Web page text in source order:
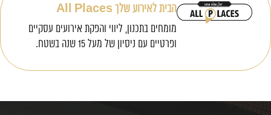
הבית לאירוע שלך All Places
מומחים בתכנון, ליווי והפקת אירועים עסקיים
ופרטיים עם ניסיון של מעל 15 שנה בשטח.